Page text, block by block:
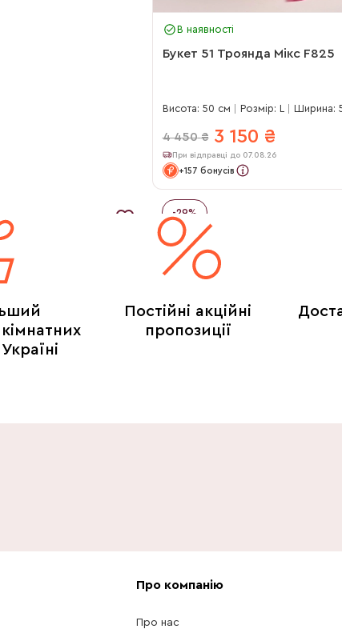
В наявності
Букет 51 Троянда Мікс F825
Висота: 50 см Розмір: L Ширина:
4 450 ₴ 3 150 ₴
При відправці до 07.08.26
+157 бонусів
-29%
Постійні акційні
пропозиції
Про компанію
Про нас